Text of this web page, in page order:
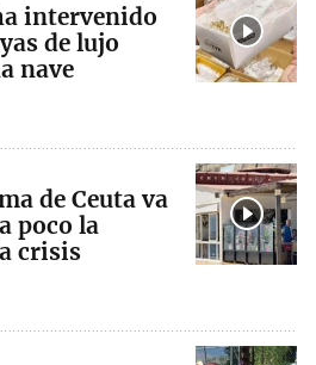
intervenido
de lujo
nave
de Ceuta va
poco la
crisis